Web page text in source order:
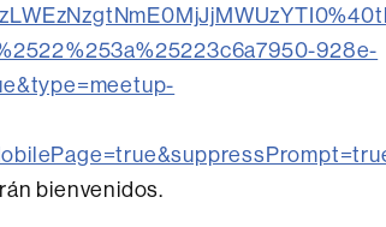
928e-
bienvenidos.